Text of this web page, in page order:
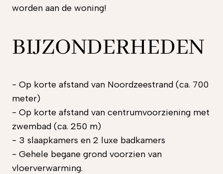
worden aan de woning!
BIJZONDERHEDEN
- Op korte afstand van Noordzeestrand (ca. 700
meter)
- Op korte afstand van centrumvoorziening met
zwembad (ca. 250 m)
- 3 slaapkamers en 2 luxe badkamers
- Gehele begane grond voorzien van
vloerverwarming.